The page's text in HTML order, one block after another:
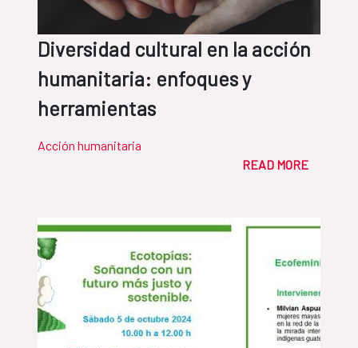
Diversidad cultural en la acción
humanitaria: enfoques y
herramientas
Acción humanitaria
READ MORE